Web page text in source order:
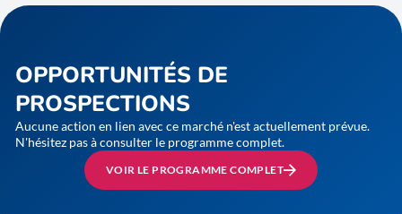
OPPORTUNITÉS DE
PROSPECTIONS
Aucune action en lien avec ce marché n'est actuellement prévue.
N'hésitez pas à consulter le programme complet.
VOIR LE PROGRAMME COMPLET